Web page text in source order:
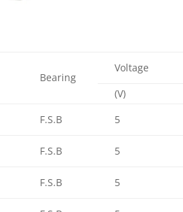
Bearing
Voltage
(V)
F.S.B 5
F.S.B 5
F.S.B 5